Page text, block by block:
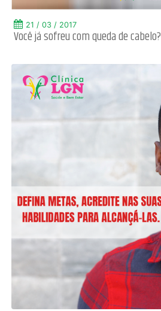
21 / 03 / 2017
Você já sofreu com queda de cabelo?